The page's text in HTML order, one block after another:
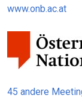
www.onb.ac.at
45 andere